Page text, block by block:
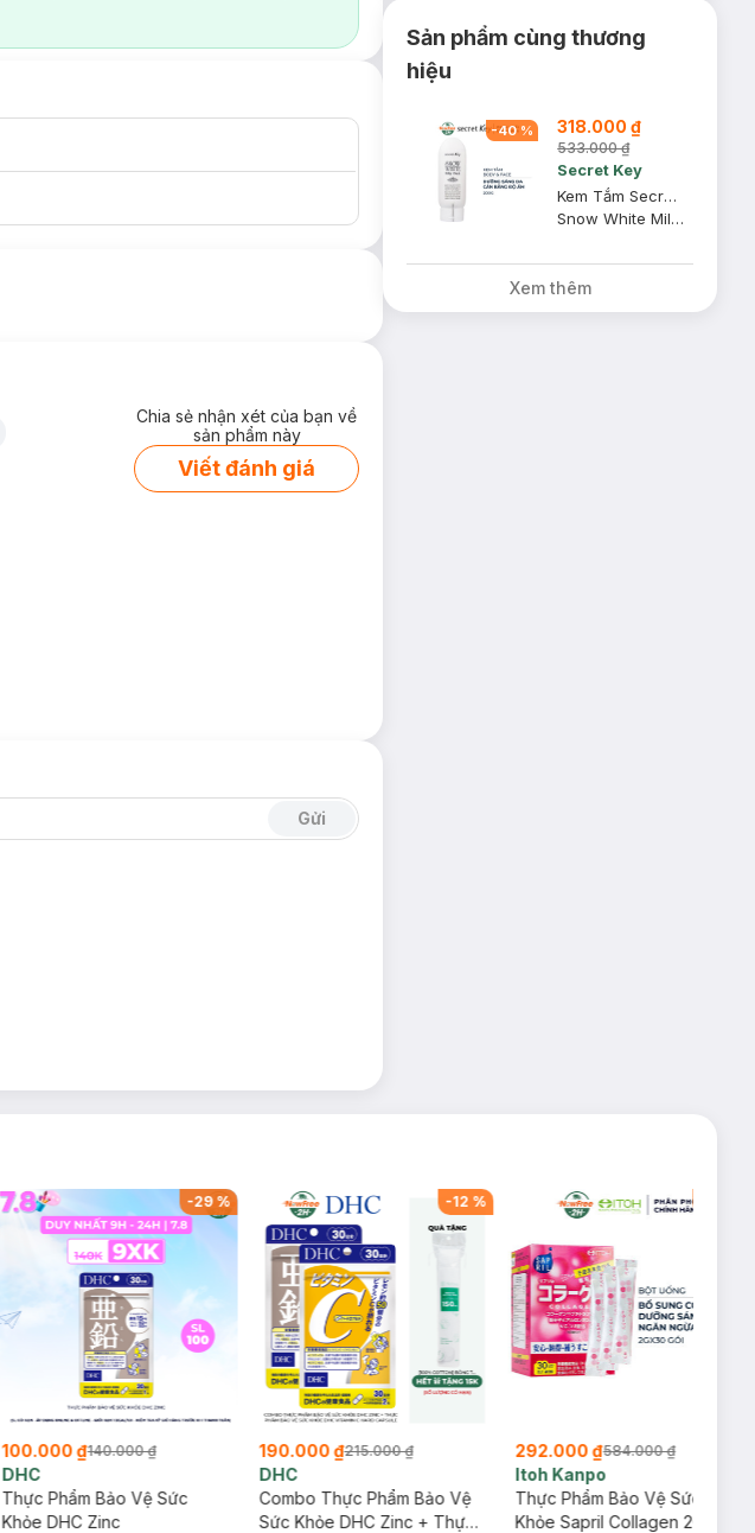
Chia sẻ nhận xét của bạn về
sản phẩm này
Viết đánh giá
Gửi
Sản phẩm cùng thương
hiệu
-40% 318.000 ₫
533.000 ₫
Secret Key
Kem Tắm Secret Key Dưỡng Sáng Da Mặt Và Cơ Thể 200g
Snow White Milky Pack
Xem thêm
-29%
100.000 ₫140.000 ₫
DHC
Thực Phẩm Bảo Vệ Sức
Khỏe DHC Zinc
-12 %
190.000 ₫215.000 ₫
DHC
Combo Thực Phẩm Bảo Vệ
Sức Khỏe DHC Zinc + Thực
292.000 ₫584.000 ₫
Itoh Kanpo
Thực Phẩm Bảo Vệ Sức
Khỏe Sapril Collagen 2G